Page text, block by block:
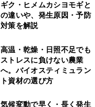
ギク・ヒメムカシヨモギと
の違いや、発生原因・予防
対策を解説
高温・乾燥・日照不足でも
ストレスに負けない農業
へ。バイオスティミュラン
ト資材の選び方
気候変動で早く・長く発生